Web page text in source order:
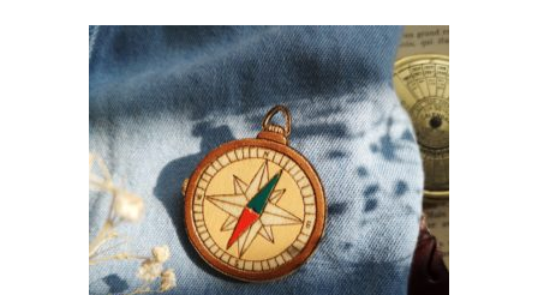
AJOUTER AU PANIER